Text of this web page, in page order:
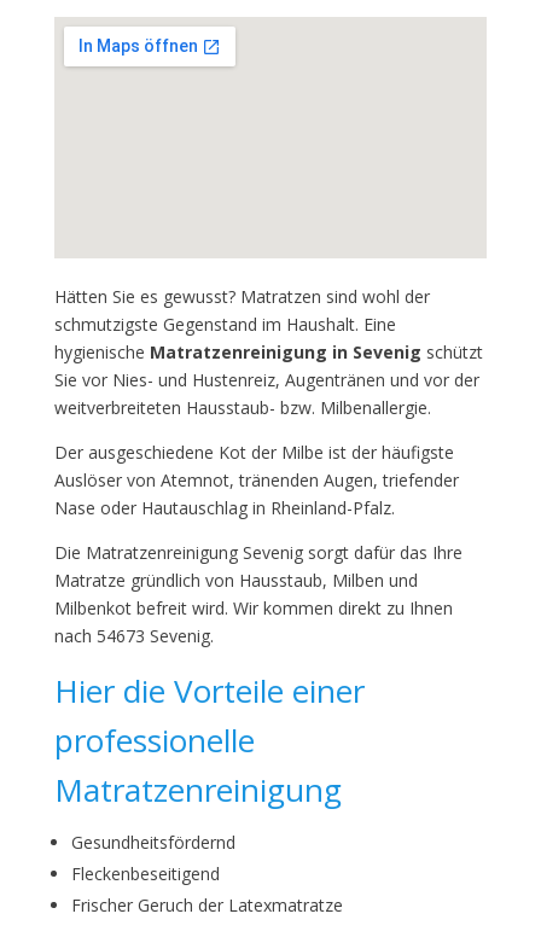
Hätten Sie es gewusst? Matratzen sind wohl der
schmutzigste Gegenstand im Haushalt. Eine
hygienische Matratzenreinigung in Sevenig schützt
Sie vor Nies- und Hustenreiz, Augentränen und vor der
weitverbreiteten Hausstaub- bzw. Milbenallergie.
Der ausgeschiedene Kot der Milbe ist der häufigste
Auslöser von Atemnot, tränenden Augen, triefender
Nase oder Hautauschlag in Rheinland-Pfalz.
Die Matratzenreinigung Sevenig sorgt dafür das Ihre
Matratze gründlich von Hausstaub, Milben und
Milbenkot befreit wird. Wir kommen direkt zu Ihnen
nach 54673 Sevenig.
Hier die Vorteile einer
professionelle
Matratzenreinigung
Gesundheitsfördernd
Fleckenbeseitigend
Frischer Geruch der Latexmatratze